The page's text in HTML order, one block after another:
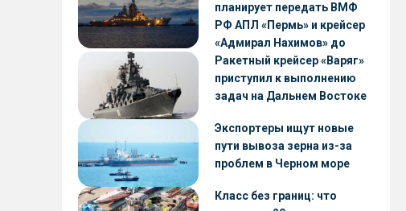
планирует передать ВМФ
РФ АПЛ «Пермь» и крейсер
«Адмирал Нахимов» до
конца 2026 года
Ракетный крейсер «Варяг»
приступил к выполнению
задач на Дальнем Востоке
Экспортеры ищут новые
пути вывоза зерна из-за
проблем в Черном море
Класс без границ: что